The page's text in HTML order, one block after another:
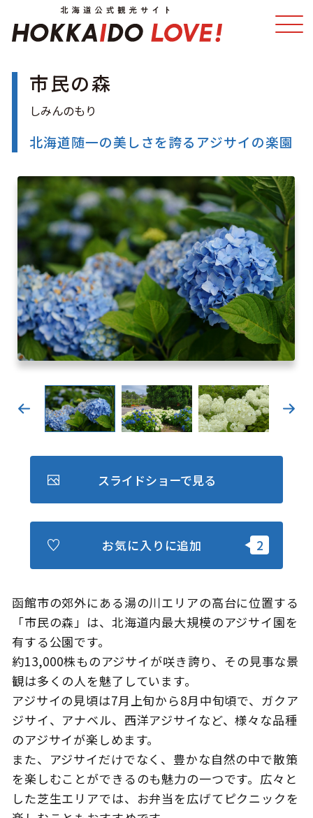
温泉 イベント
モデルコース エリアガイド
グルメ 旅の予約
アクセス
キュンちゃんオンラインショップ
北海道はやわかり
旅のテーマで探す
7つの国立公園
さっぽろ圏e旅ギフト
このサイトについて 観光資料
動画ライブラリー
お問い合わせ
市民の森
北海道随一の美しさを誇るアジサイの楽園
函館市の郊外にある湯の川エリアの高台に位置する
「市民の森」は、北海道内最大規模のアジサイ園を
有する公園です。
約13,000株ものアジサイが咲き誇り、その見事な景
観は多くの人を魅了しています。
アジサイの見頃は7月上旬から8月中旬頃で、ガクア
ジサイ、アナベル、西洋アジサイなど、様々な品種
のアジサイが楽しめます。
また、アジサイだけでなく、豊かな自然の中で散策
を楽しむことができるのも魅力の一つです。広々と
した芝生エリアでは、お弁当を広げてピクニックを
スライドショーで見る
お気に入りに追加